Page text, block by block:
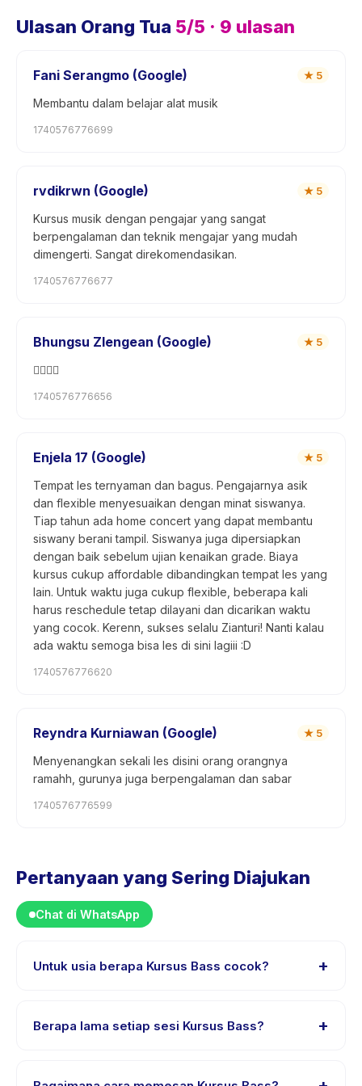
Ulasan Orang Tua 5/5 · 9 ulasan
Fani Serangmo (Google) ★ 5
Membantu dalam belajar alat musik
1740576776699
rvdikrwn (Google) ★ 5
Kursus musik dengan pengajar yang sangat
berpengalaman dan teknik mengajar yang mudah
dimengerti. Sangat direkomendasikan.
1740576776677
Bhungsu Zlengean (Google) ★ 5
👍🏼👌🏼
1740576776656
Enjela 17 (Google) ★ 5
Tempat les ternyaman dan bagus. Pengajarnya asik
dan flexible menyesuaikan dengan minat siswanya.
Tiap tahun ada home concert yang dapat membantu
siswany berani tampil. Siswanya juga dipersiapkan
dengan baik sebelum ujian kenaikan grade. Biaya
kursus cukup affordable dibandingkan tempat les yang
lain. Untuk waktu juga cukup flexible, beberapa kali
harus reschedule tetap dilayani dan dicarikan waktu
yang cocok. Kerenn, sukses selalu Zianturi! Nanti kalau
ada waktu semoga bisa les di sini lagiii :D
1740576776620
Reyndra Kurniawan (Google) ★ 5
Menyenangkan sekali les disini orang orangnya
ramahh, gurunya juga berpengalaman dan sabar
1740576776599
Pertanyaan yang Sering Diajukan
Chat di WhatsApp
Untuk usia berapa Kursus Bass cocok? +
tahun. Instruktur menyesuaikan program untuk berbagai
tingkat kemampuan dalam rentang usia ini sehingga
Berapa lama setiap sesi Kursus Bass? +
detail aktivitas untuk waktu pasti.